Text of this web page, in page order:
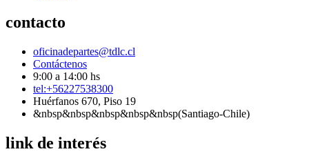
contacto
oficinadepartes@tdlc.cl
Contáctenos
9:00 a 14:00 hs
tel:+56227538300
Huérfanos 670, Piso 19
&nbsp&nbsp&nbsp&nbsp&nbsp(Santiago-Chile)
link de interés